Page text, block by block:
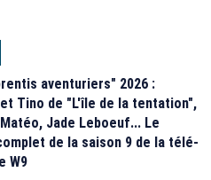
aventuriers" 2026 :
Tino de "L'île de la tentation",
Jade Leboeuf... Le
de la saison 9 de la télé-
W9